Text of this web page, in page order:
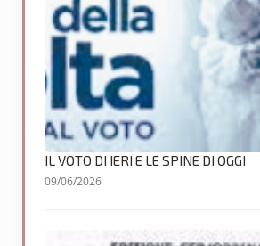
IL VOTO DI IERI E LE SPINE DI OGGI
09/06/2026